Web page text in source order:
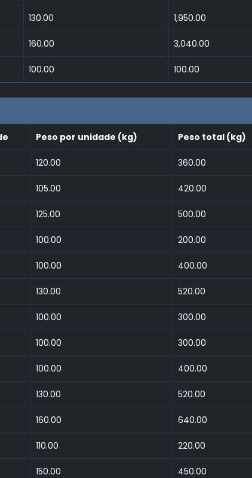
130.00 1,950.00
160.00 3,040.00
100.00 100.00
Peso por unidade (kg) Peso total (kg)
120.00 360.00
105.00 420.00
125.00 500.00
100.00 200.00
100.00 400.00
130.00 520.00
100.00 300.00
100.00 300.00
100.00 400.00
130.00 520.00
160.00 640.00
110.00 220.00
150.00 450.00